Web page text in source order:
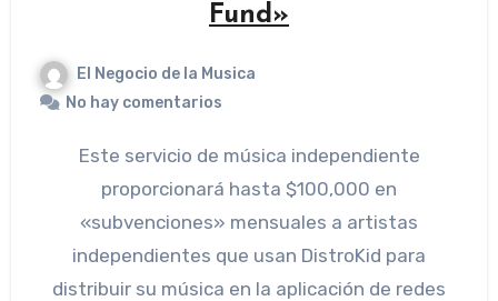
Fund»
El Negocio de la Musica
No hay comentarios
Este servicio de música independiente
proporcionará hasta $100,000 en
«subvenciones» mensuales a artistas
independientes que usan DistroKid para
distribuir su música en la aplicación de redes